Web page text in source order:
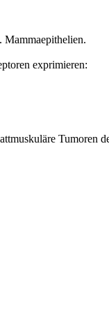
Mammaepithelien.
exprimieren:
Tumoren